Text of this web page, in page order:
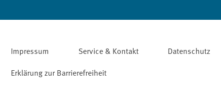
Impressum Service & Kontakt
Datenschutz
Erklärung zur Barrierefreiheit